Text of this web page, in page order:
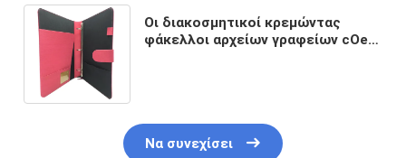
Οι διακοσμητικοί κρεμώντας
φάκελλοι αρχείων γραφείων cOem
Να συνεχίσει